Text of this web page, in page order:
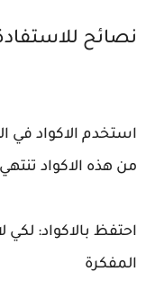
نصائح
استخدم الاكواد في
من هذه الاكواد
احتفظ بالاكواد:
المفكرة